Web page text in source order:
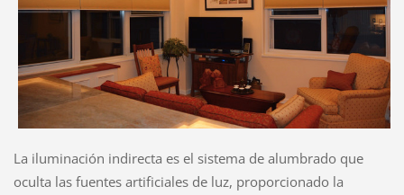
La iluminación indirecta es el sistema de alumbrado que
oculta las fuentes artificiales de luz, proporcionado la